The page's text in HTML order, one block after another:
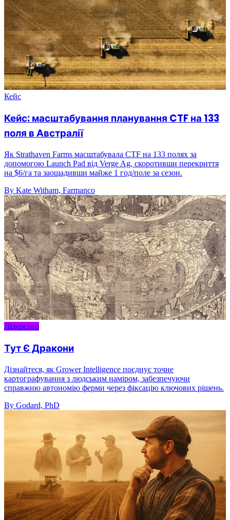
Кейс
Кейс: масштабування планування CTF на 133
поля в Австралії
Як Strathaven Farms масштабувала CTF на 133 полях за
допомогою Launch Pad від Verge Ag, скоротивши перекриття
на $6/га та заощадивши майже 1 год/поле за сезон.
By Kate Witham, Farmanco
Лідерство
Тут Є Дракони
Дізнайтеся, як Grower Intelligence поєднує точне
картографування з людським наміром, забезпечуючи
справжню автономію ферми через фіксацію ключових рішень.
By Godard, PhD